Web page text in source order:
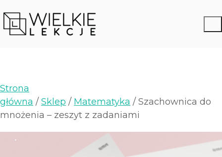
Strona
główna / Sklep / Matematyka / Szachownica do
mnożenia – zeszyt z zadaniami